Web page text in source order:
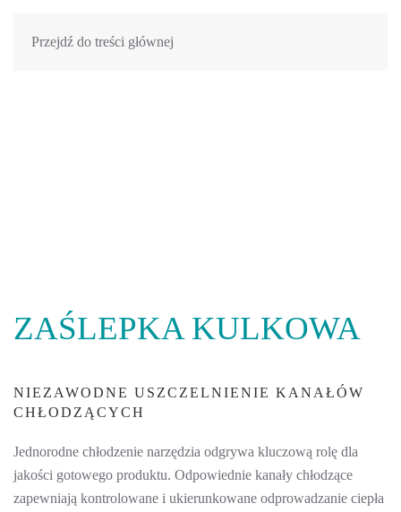
Przejdź do treści głównej
ZAŚLEPKA KULKOWA
NIEZAWODNE USZCZELNIENIE KANAŁÓW
CHŁODZĄCYCH
Jednorodne chłodzenie narzędzia odgrywa kluczową rolę dla
jakości gotowego produktu. Odpowiednie kanały chłodzące
zapewniają kontrolowane i ukierunkowane odprowadzanie ciepła